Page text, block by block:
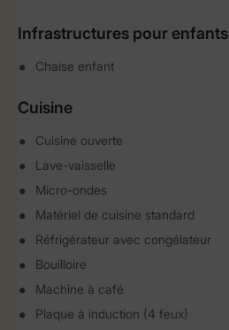
Infrastructures pour enfants
Chaise enfant
Cuisine
Cuisine ouverte
Lave-vaisselle
Micro-ondes
Matériel de cuisine standard
Réfrigérateur avec congélateur
Bouilloire
Machine à café
Plaque à induction (4 feux)